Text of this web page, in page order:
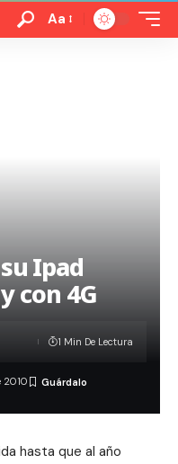
Aa
Ipad
con 4G
2010
1 Min De Lectura
hasta que al año